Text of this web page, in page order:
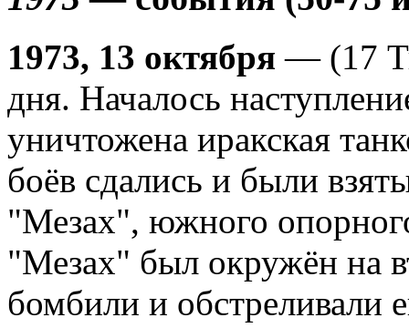
1973, 13 октября — (17
дня. Началось
уничтожена иракская
боёв сдались и были
"Мезах", южного
"Мезах" был окружён на
бомбили и обстреливали